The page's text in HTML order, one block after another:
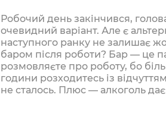
Робочий день закінчився,
очевидний варіант. Але є
наступного ранку не залишає
баром після роботи? Бар — це
розмовляєте про роботу, бо
години розходитесь із
не сталось. Плюс — алкоголь